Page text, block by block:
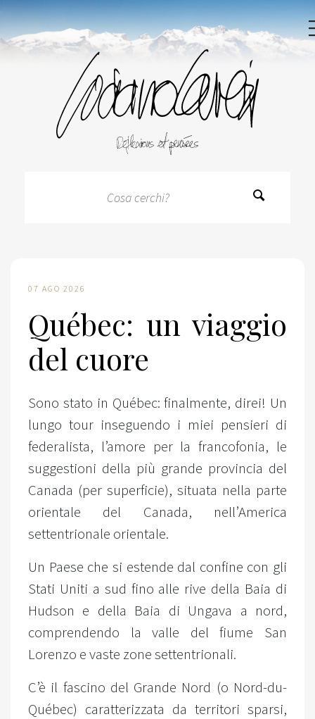
07 AGO 2026
Québec: un viaggio
del cuore
Sono stato in Québec: finalmente, direi! Un
lungo tour inseguendo i miei pensieri di
federalista, l’amore per la francofonia, le
suggestioni della più grande provincia del
Canada (per superficie), situata nella parte
orientale del Canada, nell’America
settentrionale orientale.
Un Paese che si estende dal confine con gli
Stati Uniti a sud fino alle rive della Baia di
Hudson e della Baia di Ungava a nord,
comprendendo la valle del fiume San
Lorenzo e vaste zone settentrionali.
C’è il fascino del Grande Nord (o Nord-du-
Québec) caratterizzata da territori sparsi,